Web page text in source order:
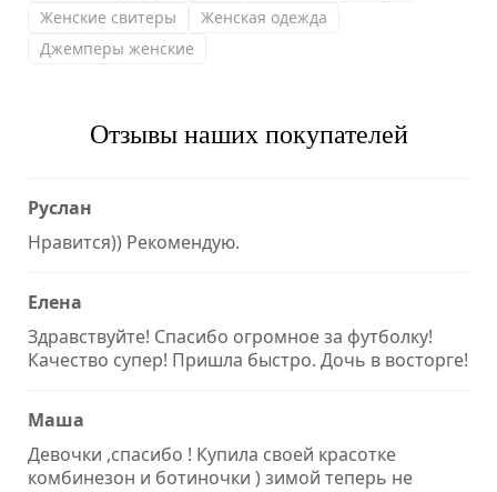
Женские свитеры
Женская одежда
Джемперы женские
Отзывы наших покупателей
Руслан
Нравится)) Рекомендую.
Елена
Здравствуйте! Спасибо огромное за футболку!
Качество супер! Пришла быстро. Дочь в восторге!
Маша
Девочки ,спасибо ! Купила своей красотке
комбинезон и ботиночки ) зимой теперь не